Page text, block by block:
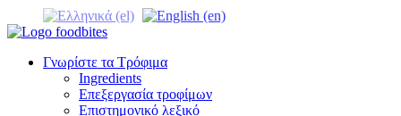
Γνωρίστε τα Τρόφιμα
Ingredients
Επεξεργασία τροφίμων
Επιστημονικό λεξικό